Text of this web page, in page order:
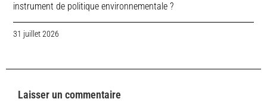
instrument de politique environnementale ?
31 juillet 2026
Laisser un commentaire